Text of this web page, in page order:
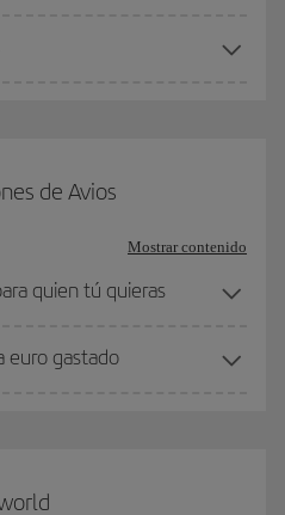
de Avios
Mostrar contenido
quien tú quieras
euro gastado